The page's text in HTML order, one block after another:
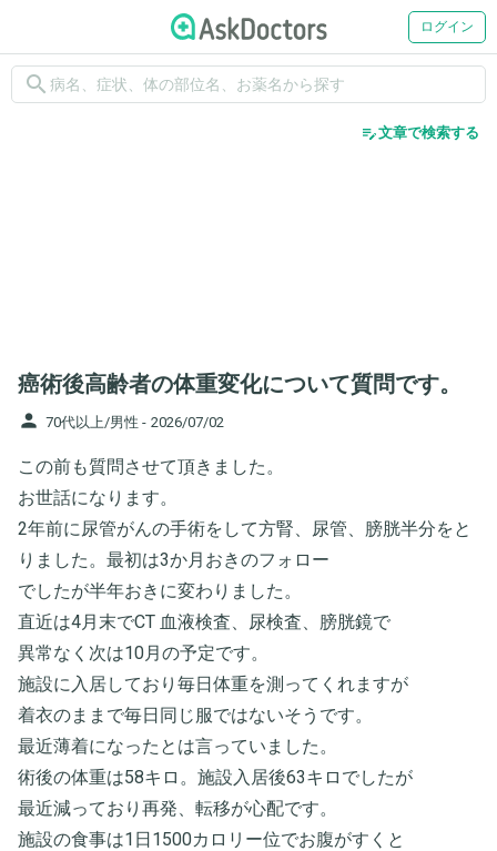
ログイン
search
edit_note文章で検索する
癌術後高齢者の体重変化について質問です。
person 70代以上/男性 - 2026/07/02
この前も質問させて頂きました。
お世話になります。
2年前に尿管がんの手術をして方腎、尿管、膀胱半分をと
りました。最初は3か月おきのフォロー
でしたが半年おきに変わりました。
直近は4月末でCT 血液検査、尿検査、膀胱鏡で
異常なく次は10月の予定です。
施設に入居しており毎日体重を測ってくれますが
着衣のままで毎日同じ服ではないそうです。
最近薄着になったとは言っていました。
術後の体重は58キロ。施設入居後63キロでしたが
最近減っており再発、転移が心配です。
施設の食事は1日1500カロリー位でお腹がすくと